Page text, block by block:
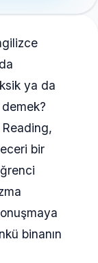
ya da
bir
binanın